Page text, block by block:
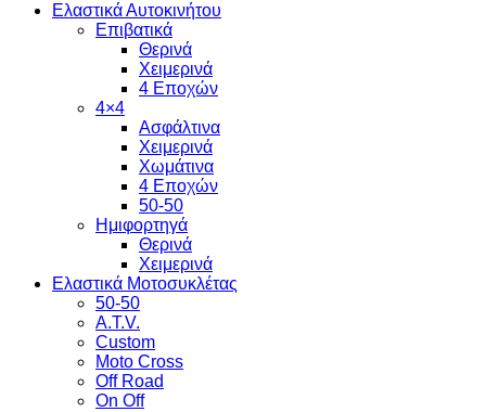
Ελαστικά Αυτοκινήτου
Επιβατικά
Θερινά
Χειμερινά
4 Εποχών
4×4
Ασφάλτινα
Χειμερινά
Χωμάτινα
4 Εποχών
50-50
Ημιφορτηγά
Θερινά
Χειμερινά
Ελαστικά Μοτοσυκλέτας
50-50
A.T.V.
Custom
Moto Cross
Off Road
On Off